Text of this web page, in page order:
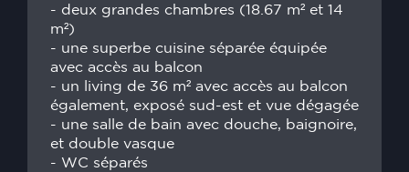
- deux grandes chambres (18.67 m² et 14
m²)
- une superbe cuisine séparée équipée
avec accès au balcon
- un living de 36 m² avec accès au balcon
également, exposé sud-est et vue dégagée
- une salle de bain avec douche, baignoire,
et double vasque
- WC séparés